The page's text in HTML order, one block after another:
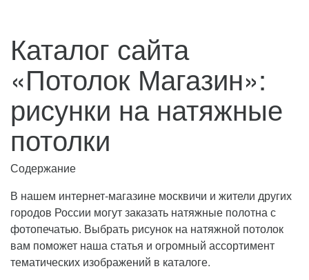
Каталог сайта
«Потолок Магазин»:
рисунки на натяжные
потолки
Содержание
В нашем интернет-магазине москвичи и жители других
городов России могут заказать натяжные полотна с
фотопечатью. Выбрать рисунок на натяжной потолок
вам поможет наша статья и огромный ассортимент
тематических изображений в каталоге.